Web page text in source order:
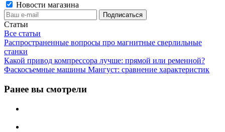
Новости магазина
Статьи
Все статьи
Распространенные вопросы про магнитные сверлильные
станки
Какой привод компрессора лучше: прямой или ременной?
Фаскосъемные машины Мангуст: сравнение характеристик
Ранее вы смотрели